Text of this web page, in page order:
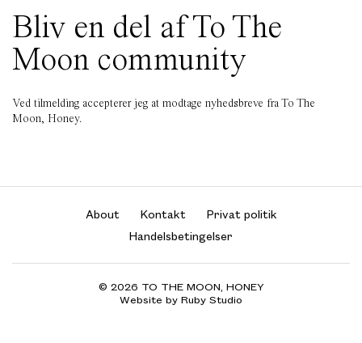
Bliv en del af To The
Moon community
Ved tilmelding accepterer jeg at modtage nyhedsbreve fra To The
Moon, Honey.
About Kontakt
Privat politik
Handelsbetingelser
© 2026 TO THE MOON, HONEY
Website by Ruby Studio